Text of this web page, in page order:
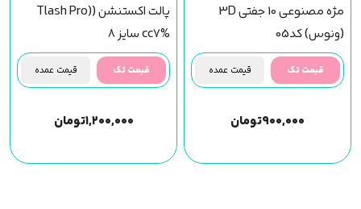
مژه مصنوعی 10 جفتی 3D
(ونوس) کد05
قیمت تک قیمت عمده
۹۰۰,۰۰۰تومان
پالت اکستنشن (Tlash Pro)
cc7% سایز 8
قیمت تک قیمت عمده
۱,۲۰۰,۰۰۰تومان